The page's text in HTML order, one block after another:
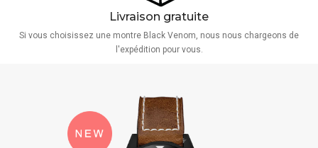
Livraison gratuite
Si vous choisissez une montre Black Venom, nous nous chargeons de
l'expédition pour vous.